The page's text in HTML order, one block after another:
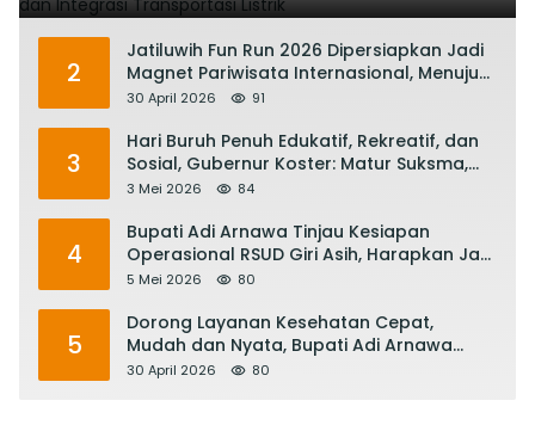
2
Jatiluwih Fun Run 2026 Dipersiapkan Jadi
Magnet Pariwisata Internasional, Menuju
Satu Abad Pariwisata Bali
30 April 2026 91
3
Hari Buruh Penuh Edukatif, Rekreatif, dan
Sosial, Gubernur Koster: Matur Suksma,
Keringat Pekerja Mesin Ekonomi Bali
3 Mei 2026 84
4
Bupati Adi Arnawa Tinjau Kesiapan
Operasional RSUD Giri Asih, Harapkan Jadi
RS Rujukan Terbaik
5 Mei 2026 80
5
Dorong Layanan Kesehatan Cepat,
Mudah dan Nyata, Bupati Adi Arnawa
Evaluasi ‘Mantap Nak Badung’
30 April 2026 80